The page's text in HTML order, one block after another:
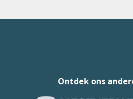
Ontdek ons